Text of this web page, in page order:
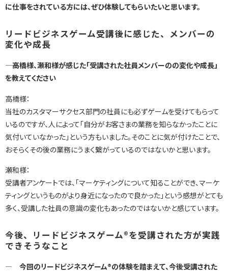
に仕事をされている方には、ぜひ体験してもらいたいと思います。
リードビジネスゲーム受講後に感じた、メンバーの
変化や成長
―― 高橋様、瀬和様が感じた「受講された社員メンバーのの変化や成長」
を教えてください
高橋様：
当社のカスタマーサクセス部門の社員にも必ずゲームを受けてもらって
いるのですが、人によって「自分がお客さまの業務を知らなかったことに
気付いていなかった」という方もいました。そのことに気が付けたことで、
おそらくその後の業務にうまく繋がっているのではないかと思います。
瀬和様：
受講者アンケートでは、「マーケティングについて知ることができ、マーケ
ティングというものがより身近になったので良かった」という感想がとても
多く、受講した社員の意識の変化もあったのではないかと感じています。
今後、リードビジネスゲーム®を受講された方が実践
できそうなこと
― 今回のリードビジネスゲーム®の体験を踏まえて、今後受講された